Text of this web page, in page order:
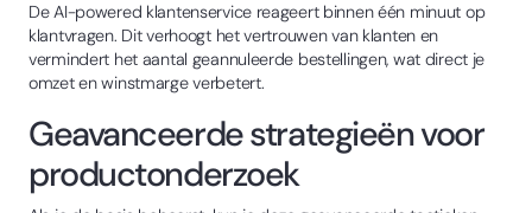
De AI-powered klantenservice reageert binnen één minuut op
klantvragen. Dit verhoogt het vertrouwen van klanten en
vermindert het aantal geannuleerde bestellingen, wat direct je
omzet en winstmarge verbetert.
Geavanceerde strategieën voor
productonderzoek